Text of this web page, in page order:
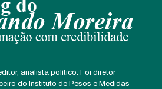
analista político. Foi diretor
do Instituto de Pesos e Medidas